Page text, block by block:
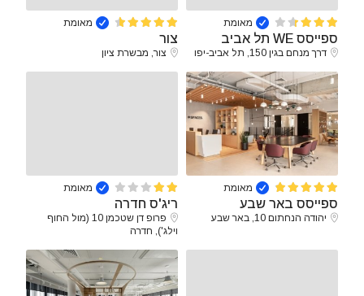
מאומת
ספייסס WE תל אביב
דרך מנחם בגין 150, תל אביב-יפו
מאומת
צור
צור, מבשרת ציון
מאומת
ספייסס באר שבע
יהודה הנחתום 10, באר שבע
מאומת
ריג'ס חדרה
פרופ דן שטכמן 10 (מול החוף
וילג'), חדרה